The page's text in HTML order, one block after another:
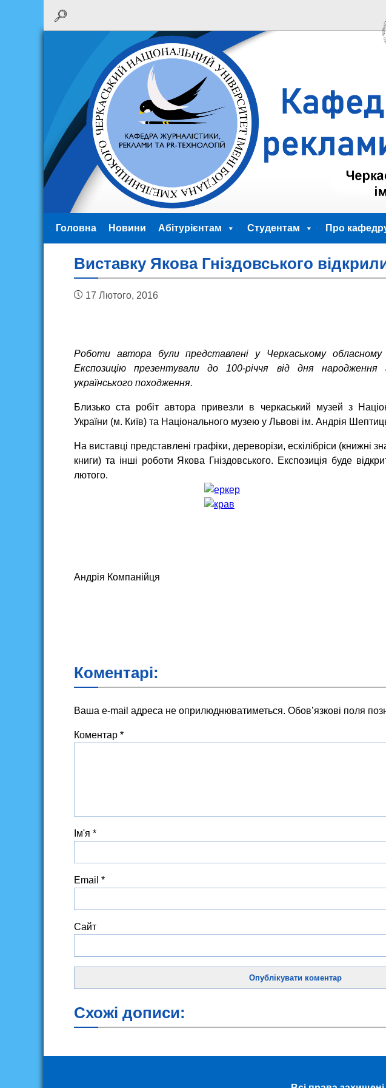
Головна Новини Абітурієнтам Студентам Про
Виставку Якова Гніздовського
17 Лютого, 2016
Роботи автора були представлені у Черкаському обласному
Експозицію презентували до 100-річчя від дня народження
українського походження.
Близько ста робіт автора привезли в черкаський музей з
України (м. Київ) та Національного музею у Львові ім. Андрія
На виставці представлені графіки, дереворізи, ескілібріси (книжні
книги) та інші роботи Якова Гніздовського. Експозиція буде
лютого.
Андрія Компанійця
Коментарі:
Ваша e-mail адреса не оприлюднюватиметься. Обов’язкові поля
Коментар *
Ім'я *
Email *
Сайт
Схожі дописи: